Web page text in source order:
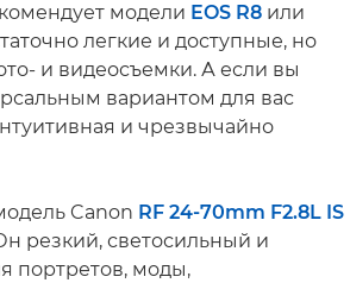
модели EOS R8 или
легкие и доступные, но
и видеосъемки. А если вы
вариантом для вас
и чрезвычайно
Canon RF 24-70mm F2.8L IS
резкий, светосильный и
портретов, моды,